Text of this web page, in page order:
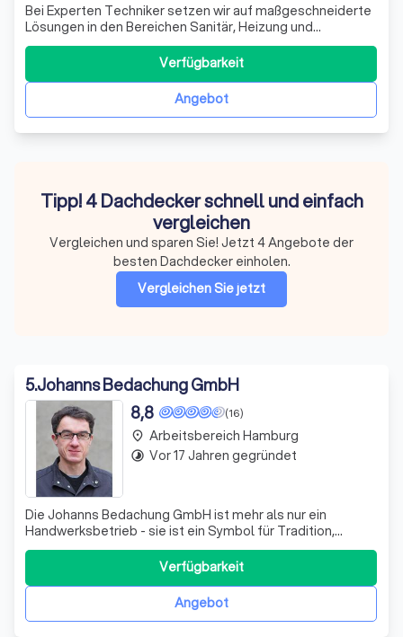
Bei Experten Techniker setzen wir auf maßgeschneiderte
Lösungen in den Bereichen Sanitär, Heizung und
Solarthermie sowie kontrollierte Wohnraum Be- und
Entlüftung. Unsere hochqualifizierten Techniker arbeiten
eng mit Ihnen zusammen, um Lösungen zu entwickeln, die
perfekt auf Ihre Bedürfnisse und die
Angebot
Verfügbarkeit
Tipp! 4 Dachdecker schnell und einfach
vergleichen
Vergleichen und sparen Sie! Jetzt 4 Angebote der
besten Dachdecker einholen.
Vergleichen Sie jetzt
5.Johanns Bedachung GmbH
(16)
8,8
Die Johanns Bedachung GmbH ist mehr als nur ein
Handwerksbetrieb - sie ist ein Symbol für Tradition,
Moderne und Leidenschaft. Gegründet im Jahr 1920 von
Hermann Johanns Senior, wird das Unternehmen heute in
vierter Generation von Dachdeckermeister Lars Johanns
geführt. Unser Herz schlägt für die Ar
Angebot
Verfügbarkeit
place Arbeitsbereich Hamburg
timelapse Vor 17 Jahren gegründet